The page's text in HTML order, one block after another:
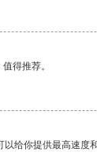
得推荐。
给你提供最高速度